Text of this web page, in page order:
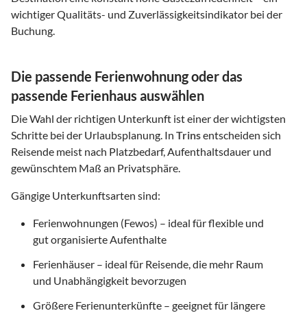
wichtiger Qualitäts- und Zuverlässigkeitsindikator bei der
Buchung.
Die passende Ferienwohnung oder das
passende Ferienhaus auswählen
Die Wahl der richtigen Unterkunft ist einer der wichtigsten
Schritte bei der Urlaubsplanung. In Trinsentscheiden sich
Reisende meist nach Platzbedarf, Aufenthaltsdauer und
gewünschtem Maß an Privatsphäre.
Gängige Unterkunftsarten sind:
Ferienwohnungen (Fewos) – ideal für flexible und
gut organisierte Aufenthalte
Ferienhäuser – ideal für Reisende, die mehr Raum
und Unabhängigkeit bevorzugen
Größere Ferienunterkünfte – geeignet für längere